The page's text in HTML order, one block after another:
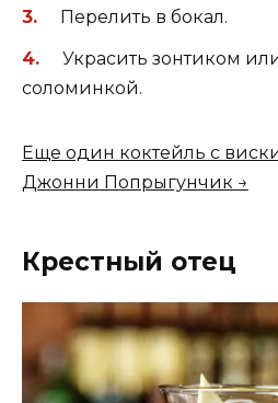
Перелить в бокал.
Украсить зонтиком
соломинкой.
Еще один коктейль с
Джонни Попрыгунчик →
Крестный отец